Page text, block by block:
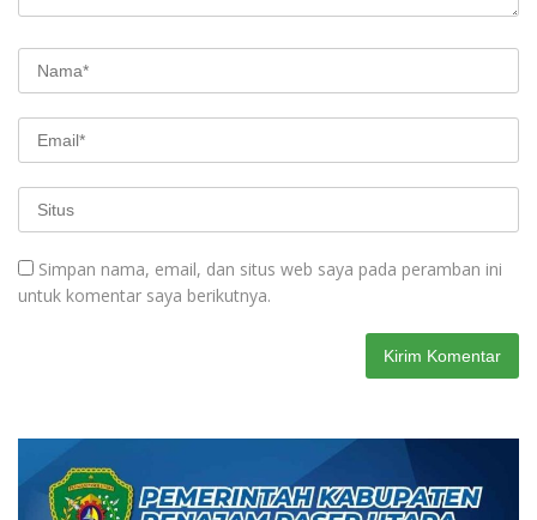
Simpan nama, email, dan situs web saya pada peramban ini
untuk komentar saya berikutnya.